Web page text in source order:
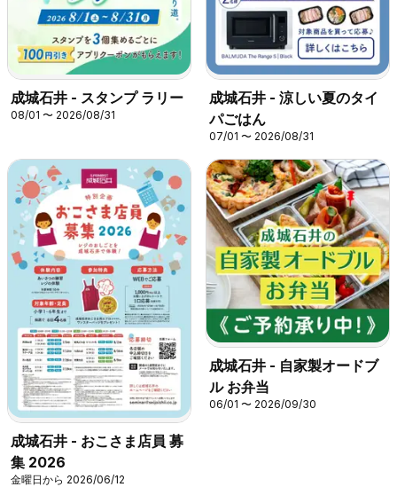
成城石井 - スタンプ ラリー
08/01 〜 2026/08/31
成城石井 - 涼しい夏のタイ
パごはん
07/01 〜 2026/08/31
成城石井 - おこさま店員 募
集 2026
金曜日から 2026/06/12
成城石井 - 自家製オードブ
ル お弁当
06/01 〜 2026/09/30